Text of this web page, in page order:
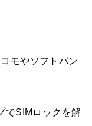
モやソフトバン
でSIMロックを解